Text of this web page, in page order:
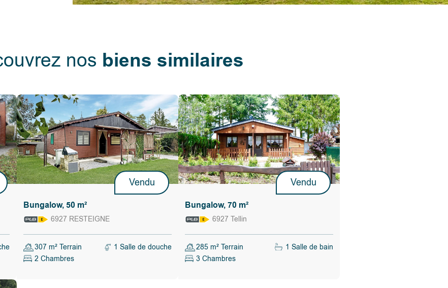
nos biens similaires
Vendu
Bungalow, 50 m²
6927 RESTEIGNE
307 m² Terrain
1 Salle de douche
2 Chambres
Vendu
Bungalow, 70 m²
6927 Tellin
285 m² Terrain
1 Salle de bain
3 Chambres